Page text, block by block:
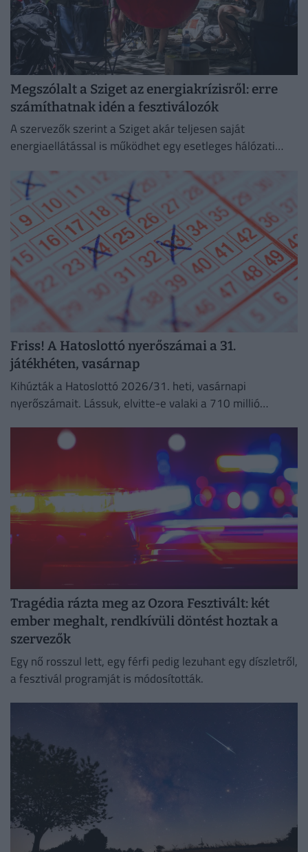
Megszólalt a Sziget az energiakrízisről: erre
számíthatnak idén a fesztiválozók
A szervezők szerint a Sziget akár teljesen saját
energiaellátással is működhet egy esetleges hálózati
Friss! A Hatoslottó nyerőszámai a 31.
játékhéten, vasárnap
Kihúzták a Hatoslottó 2026/31. heti, vasárnapi
nyerőszámait. Lássuk, elvitte-e valaki a 710 millió
Tragédia rázta meg az Ozora Fesztivált: két
ember meghalt, rendkívüli döntést hoztak a
szervezők
Egy nő rosszul lett, egy férfi pedig lezuhant egy díszletről,
a fesztivál programját is módosították.